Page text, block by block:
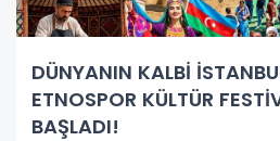
DÜNYANIN KALBİ
ETNOSPOR KÜLTÜR
BAŞLADI!